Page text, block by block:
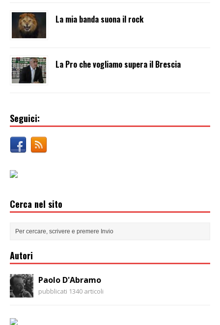
La mia banda suona il rock
La Pro che vogliamo supera il Brescia
Seguici:
Cerca nel sito
Autori
Paolo D'Abramo
pubblicati 1340 articoli